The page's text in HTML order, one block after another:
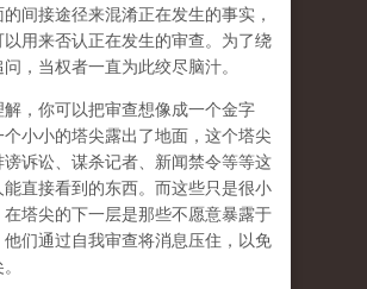
间接途径来混淆正在发生的事实，
以用来否认正在发生的审查。为了绕
，当权者一直为此绞尽脑汁。
解，你可以把审查想像成一个金字
小小的塔尖露出了地面，这个塔尖
谤诉讼、谋杀记者、新闻禁令等等这
能直接看到的东西。而这些只是很小
在塔尖的下一层是那些不愿意暴露于
他们通过自我审查将消息压住，以免